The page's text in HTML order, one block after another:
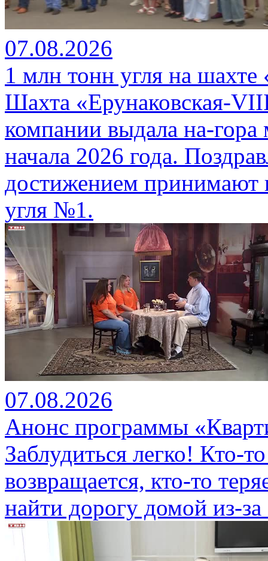
07.08.2026
1 млн тонн угля на
Шахта «Ерунаковская-
компании выдала на-
начала 2026 года.
достижением принимают
угля №1.
07.08.2026
Анонс программы
Заблудиться легко! Кто-
возвращается, кто-то
найти дорогу домой из-за